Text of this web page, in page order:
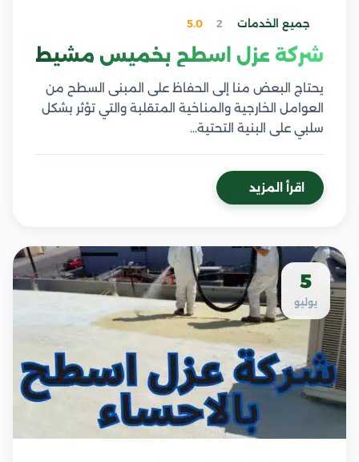
جميع الخدمات 2
5.0
شركة عزل اسطح بخميس مشيط
يحتاج البعض منا إلى الحفاظ على المبنى السطح من
العوامل الخارجية والمناخية المتقلبة والتي تؤثر بشكل
سلبي على البنية التحتية…
اقرأ المزيد
5
يوليو